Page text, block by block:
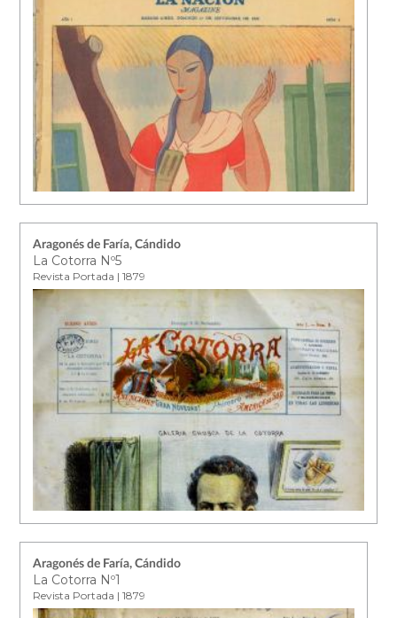
Aragonés de Faría, Cándido
La Cotorra Nº5
Revista Portada | 1879
Aragonés de Faría, Cándido
La Cotorra Nº1
Revista Portada | 1879